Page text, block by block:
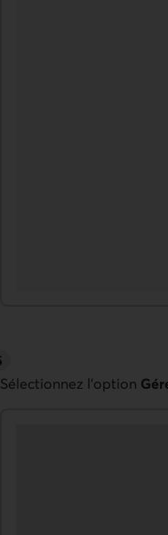
Sélectionnez l’option